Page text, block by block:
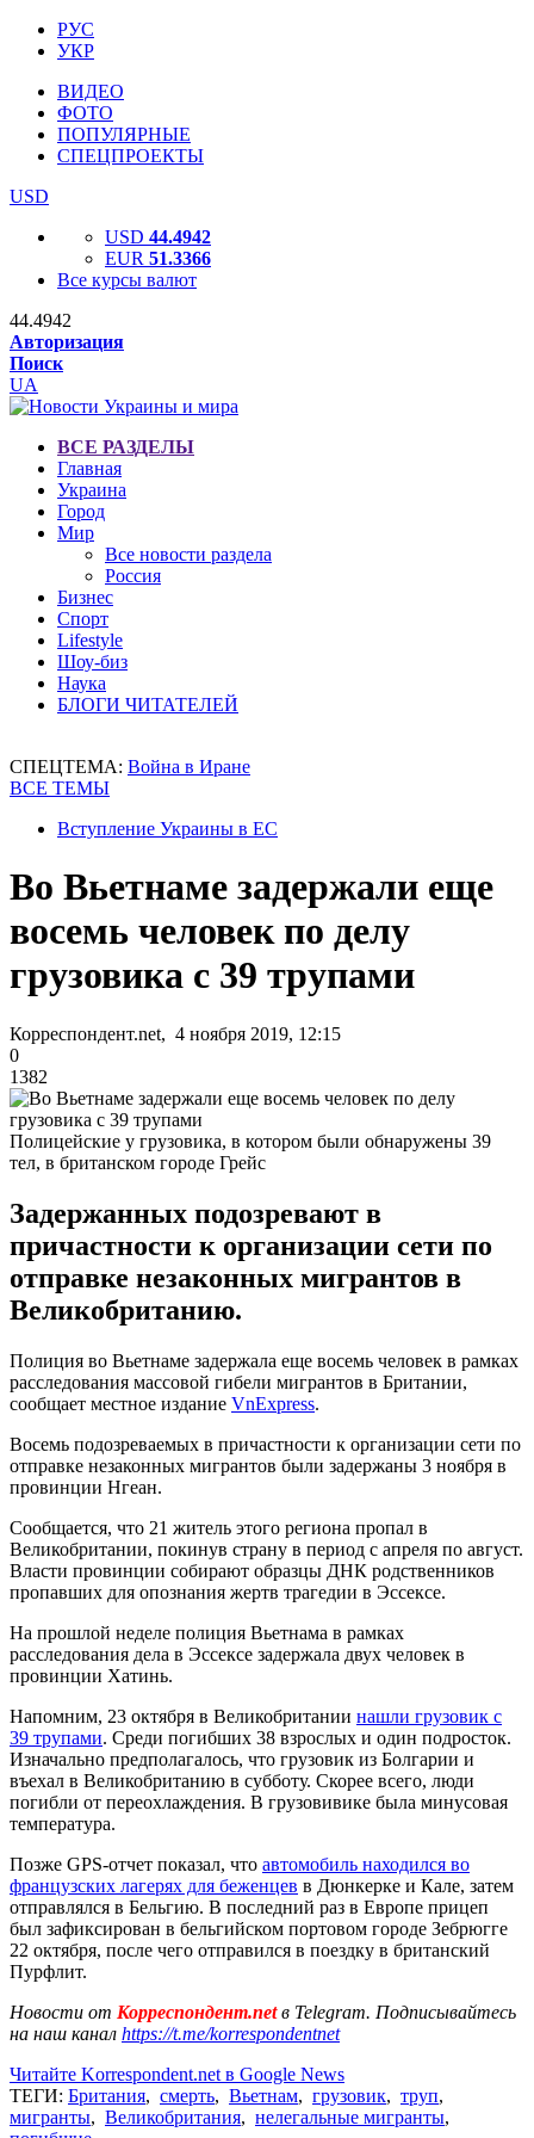
РУС
УКР
ВИДЕО
ФОТО
ПОПУЛЯРНЫЕ
СПЕЦПРОЕКТЫ
USD
USD 44.4942
EUR 51.3366
Все курсы валют
44.4942
Авторизация
Поиск
UA
ВСЕ РАЗДЕЛЫ
Главная
Украина
Город
Мир
Все новости раздела
Россия
Бизнес
Спорт
Lifestyle
Шоу-биз
Наука
БЛОГИ ЧИТАТЕЛЕЙ
СПЕЦТЕМА: Война в Иране
ВСЕ ТЕМЫ
Вступление Украины в ЕС
Во Вьетнаме задержали еще
восемь человек по делу
грузовика с 39 трупами
Корреспондент.net, 4 ноября 2019, 12:15
0
1382
Полицейские у грузовика, в котором были обнаружены 39
тел, в британском городе Грейс
Задержанных подозревают в
причастности к организации сети по
отправке незаконных мигрантов в
Великобританию.
Полиция во Вьетнаме задержала еще восемь человек в рамках
расследования массовой гибели мигрантов в Британии,
сообщает местное издание VnExpress.
Восемь подозреваемых в причастности к организации сети по
отправке незаконных мигрантов были задержаны 3 ноября в
провинции Нгеан.
Сообщается, что 21 житель этого региона пропал в
Великобритании, покинув страну в период с апреля по август.
Власти провинции собирают образцы ДНК родственников
пропавших для опознания жертв трагедии в Эссексе.
На прошлой неделе полиция Вьетнама в рамках
расследования дела в Эссексе задержала двух человек в
провинции Хатинь.
Напомним, 23 октября в Великобритании нашли грузовик с
39 трупами. Среди погибших 38 взрослых и один подросток.
Изначально предполагалось, что грузовик из Болгарии и
въехал в Великобританию в субботу. Скорее всего, люди
погибли от переохлаждения. В грузовивике была минусовая
температура.
Позже GPS-отчет показал, что автомобиль находился во
французских лагерях для беженцев в Дюнкерке и Кале, затем
отправлялся в Бельгию. В последний раз в Европе прицеп
был зафиксирован в бельгийском портовом городе Зебрюгге
22 октября, после чего отправился в поездку в британский
Пурфлит.
Новости от Корреспондент.netв Telegram. Подписывайтесь
на наш канал https://t.me/korrespondentnet
Читайте Korrespondent.net в Google News
ТЕГИ: Британия, смерть, Вьетнам, грузовик, труп,
мигранты, Великобритания, нелегальные мигранты,